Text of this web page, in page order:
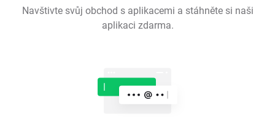
Navštivte svůj obchod s aplikacemi a stáhněte si naši
aplikaci zdarma.